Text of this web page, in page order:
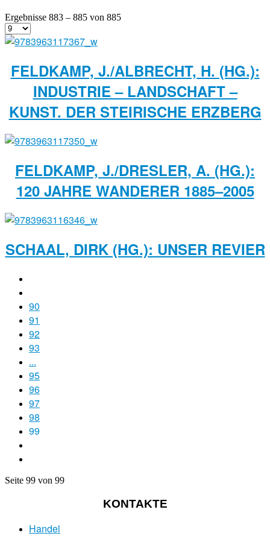
Ergebnisse 883 – 885 von 885
FELDKAMP, J./ALBRECHT, H. (HG.):
INDUSTRIE – LANDSCHAFT –
KUNST. DER STEIRISCHE ERZBERG
FELDKAMP, J./DRESLER, A. (HG.):
120 JAHRE WANDERER 1885–2005
SCHAAL, DIRK (HG.): UNSER REVIER
90
91
92
93
...
95
96
97
98
99
Seite 99 von 99
KONTAKTE
Handel